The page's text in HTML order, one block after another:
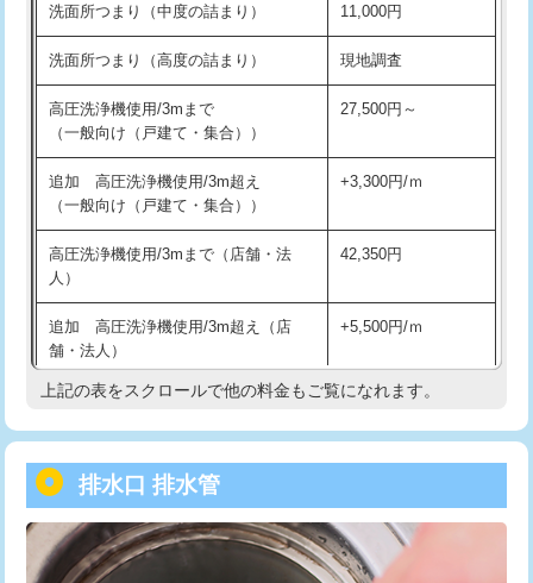
洗面台設置 38,500円
バスタブ設置 現場見積
追加人工 16,500円
廃棄・処分
※給水管工事は20mmまでの価格です。
持込商品取付（浄水器・分岐水栓） 16,500円
給水管工事※（ホール加工) 16,500円
給水管工事※（バンド止め)
給水管工事※（支持金具設置) 5,500円
給水管工事※（保温材使用（バンド止
め込み）)
5,500円
給水管工事※（土の掘削・埋め戻し作
業)
11,000円
給水管工事※（塩ビ管（VP・HI）使
用/3ｍまで)
用（追加）/3ｍ超え)
給水管工事※（ライニング鋼管・銅
管・ポリ管・HT管使用/3ｍまで)
44,000円
洗面所つまり（中度の詰まり） 11,000円
洗面所つまり（高度の詰まり） 現地調査
高圧洗浄機使用/3mまで
（一般向け（戸建て・集合））
27,500円～
追加 高圧洗浄機使用/3m超え
（一般向け（戸建て・集合））
+3,300円/ｍ
高圧洗浄機使用/3mまで（店舗・法
人）
42,350円
追加 高圧洗浄機使用/3m超え（店
舗・法人）
+5,500円/ｍ
高度高圧洗浄換 現地調査
トーラー機使用/3mまで
追加トーラー機使用/3m超え +3,300円
上記の表をスクロールで他の料金もご覧になれます。
排水口 排水管